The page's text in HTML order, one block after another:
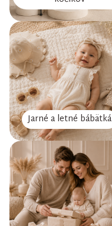
Jarné a letné bábätká